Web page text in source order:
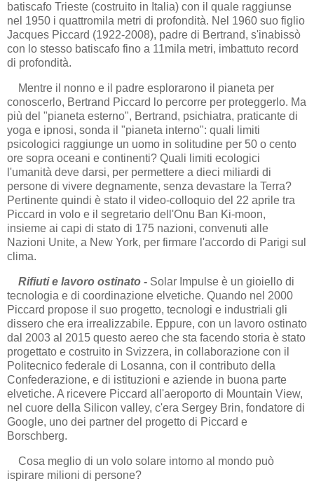
batiscafo Trieste (costruito in Italia) con il quale raggiunse
nel 1950 i quattromila metri di profondità. Nel 1960 suo figlio
Jacques Piccard (1922-2008), padre di Bertrand, s'inabissò
con lo stesso batiscafo fino a 11mila metri, imbattuto record
di profondità.
Mentre il nonno e il padre esplorarono il pianeta per
conoscerlo, Bertrand Piccard lo percorre per proteggerlo. Ma
più del "pianeta esterno", Bertrand, psichiatra, praticante di
yoga e ipnosi, sonda il "pianeta interno": quali limiti
psicologici raggiunge un uomo in solitudine per 50 o cento
ore sopra oceani e continenti? Quali limiti ecologici
l'umanità deve darsi, per permettere a dieci miliardi di
persone di vivere degnamente, senza devastare la Terra?
Pertinente quindi è stato il video-colloquio del 22 aprile tra
Piccard in volo e il segretario dell'Onu Ban Ki-moon,
insieme ai capi di stato di 175 nazioni, convenuti alle
Nazioni Unite, a New York, per firmare l'accordo di Parigi sul
clima.
Rifiuti e lavoro ostinato - Solar Impulse è un gioiello di
tecnologia e di coordinazione elvetiche. Quando nel 2000
Piccard propose il suo progetto, tecnologi e industriali gli
dissero che era irrealizzabile. Eppure, con un lavoro ostinato
dal 2003 al 2015 questo aereo che sta facendo storia è stato
progettato e costruito in Svizzera, in collaborazione con il
Politecnico federale di Losanna, con il contributo della
Confederazione, e di istituzioni e aziende in buona parte
elvetiche. A ricevere Piccard all'aeroporto di Mountain View,
nel cuore della Silicon valley, c'era Sergey Brin, fondatore di
Google, uno dei partner del progetto di Piccard e
Borschberg.
Cosa meglio di un volo solare intorno al mondo può
ispirare milioni di persone?